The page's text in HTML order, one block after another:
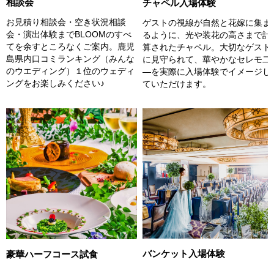
相談会
お見積り相談会・空き状況相談
会・演出体験までBLOOMのすべ
てを余すところなくご案内。鹿児
島県内口コミランキング（みんな
のウエディング）１位のウェディ
ングをお楽しみください♪
チャペル入場体験
ゲストの視線が自然と花嫁に集ま
るように、光や装花の高さまで計
算されたチャペル。大切なゲスト
に見守られて、華やかなセレモ二
―を実際に入場体験でイメージし
ていただけます。
豪華ハーフコース試食 バンケット入場体験